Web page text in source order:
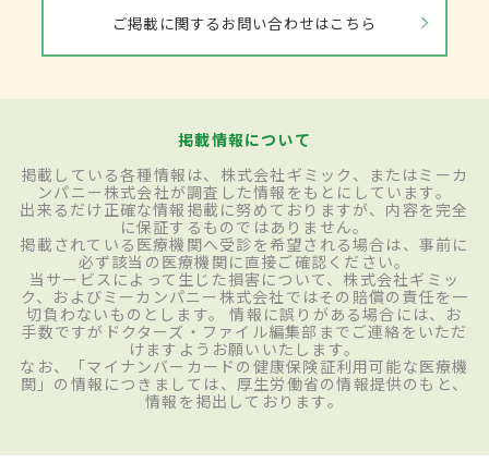
ご掲載に関するお問い合わせはこちら
掲載情報について
掲載している各種情報は、株式会社ギミック、またはミーカ
ンパニー株式会社が調査した情報をもとにしています。
出来るだけ正確な情報掲載に努めておりますが、内容を完全
に保証するものではありません。
掲載されている医療機関へ受診を希望される場合は、事前に
必ず該当の医療機関に直接ご確認ください。
当サービスによって生じた損害について、株式会社ギミッ
ク、およびミーカンパニー株式会社ではその賠償の責任を一
切負わないものとします。 情報に誤りがある場合には、お
手数ですがドクターズ・ファイル編集部までご連絡をいただ
けますようお願いいたします。
なお、「マイナンバーカードの健康保険証利用可能な医療機
関」の情報につきましては、厚生労働省の情報提供のもと、
情報を掲出しております。